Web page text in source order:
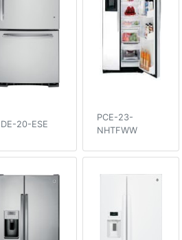
20-ESE
PCE-23-
NHTFWW